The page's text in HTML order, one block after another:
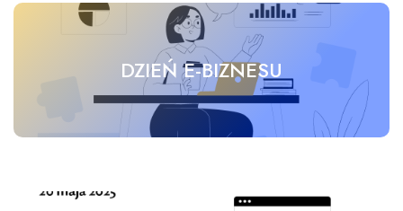
DZIEŃ E-BIZNESU